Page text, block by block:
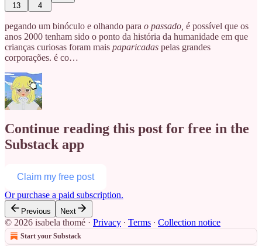
13 4
pegando um binóculo e olhando para o passado, é possível que os
anos 2000 tenham sido o ponto da história da humanidade em que
crianças curiosas foram mais paparicadas pelas grandes
corporações. é co…
Continue reading this post for free in the
Substack app
Claim my free post
Or purchase a paid subscription.
Previous Next
© 2026 isabela thomé · Privacy ∙ Terms ∙ Collection notice
Start your Substack